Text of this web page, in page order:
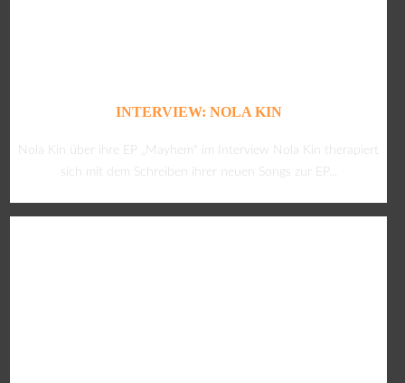
INTERVIEW: NOLA KIN
Nola Kin über ihre EP „Mayhem“ im Interview Nola Kin therapiert
sich mit dem Schreiben ihrer neuen Songs zur EP...